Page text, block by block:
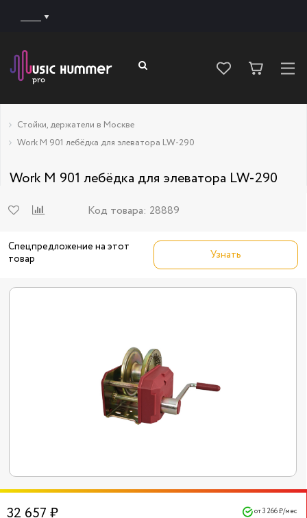
Стойки, держатели в Москве
Work M 901 лебёдка для элеватора LW-290
Work M 901 лебёдка для элеватора LW-290
Код товара: 28889
Спецпредложение на этот
товар
Узнать
32 657 ₽ от 3 266 ₽/мес